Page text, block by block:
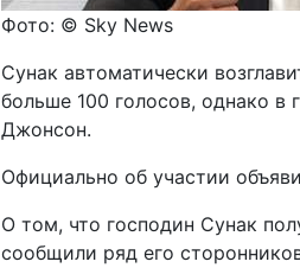
Фото: © Sky News
Сунак автоматически
больше 100 голосов, однако в
Джонсон.
Официально об участии
О том, что господин Сунак
сообщили ряд его